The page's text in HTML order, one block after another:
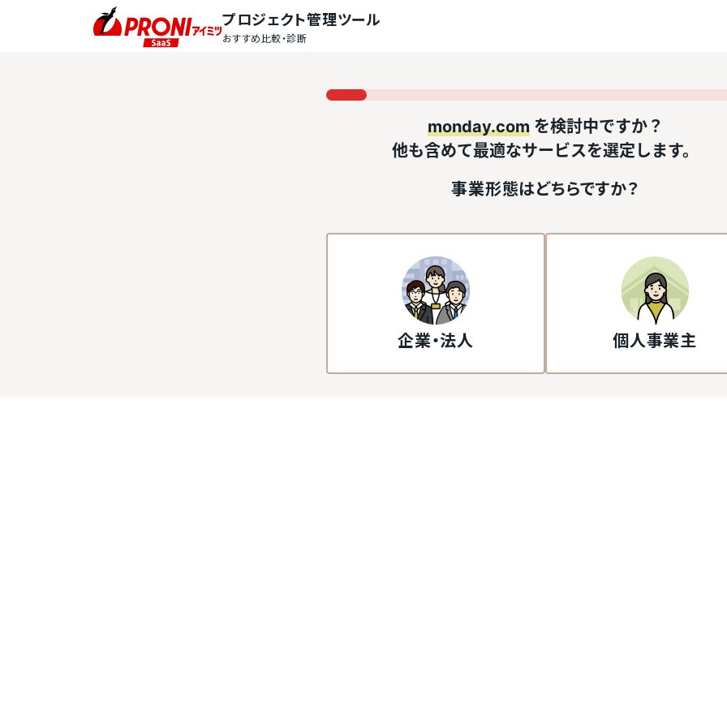
プロジェクト管理ツール
おすすめ比較・診断
monday.comを検討中ですか？
他も含めて最適なサービスを選定します。
事業形態はどちらですか？
企業・法人 個人事業主